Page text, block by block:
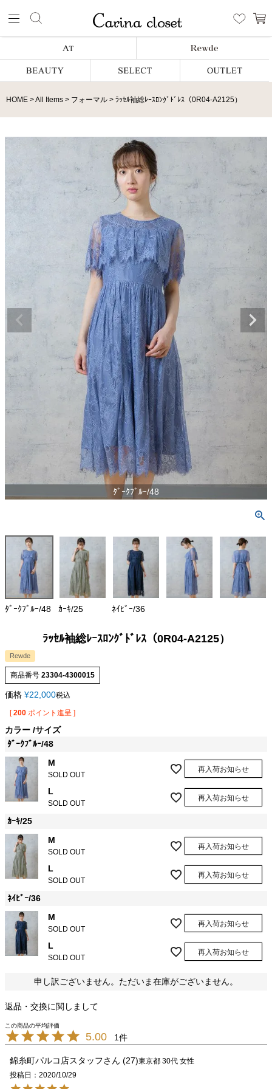
HOME All Items フォーマル ﾗｯｾﾙ袖総ﾚｰｽﾛﾝｸﾞﾄﾞﾚｽ（0R04-A2125）
ﾀﾞｰｸﾌﾞﾙｰ/48
ﾀﾞｰｸﾌﾞﾙｰ/48 ｶｰｷ/25 ﾈｲﾋﾞｰ/36
ﾗｯｾﾙ袖総ﾚｰｽﾛﾝｸﾞﾄﾞﾚｽ（0R04-A2125）
Rewde
商品番号 23304-4300015
価格 ¥22,000税込
[ 200 ポイント進呈 ]
カラー サイズ
ﾀﾞｰｸﾌﾞﾙｰ/48
M
SOLD OUT
再入荷お知らせ
L
SOLD OUT
再入荷お知らせ
ｶｰｷ/25
M
SOLD OUT
再入荷お知らせ
L
SOLD OUT
再入荷お知らせ
ﾈｲﾋﾞｰ/36
M
SOLD OUT
再入荷お知らせ
L
SOLD OUT
再入荷お知らせ
申し訳ございません。ただいま在庫がございません。
返品・交換に関しまして
5.00 1
錦糸町パルコ店スタッフ 27 東京都 30代 女性
投稿日
2020/10/29